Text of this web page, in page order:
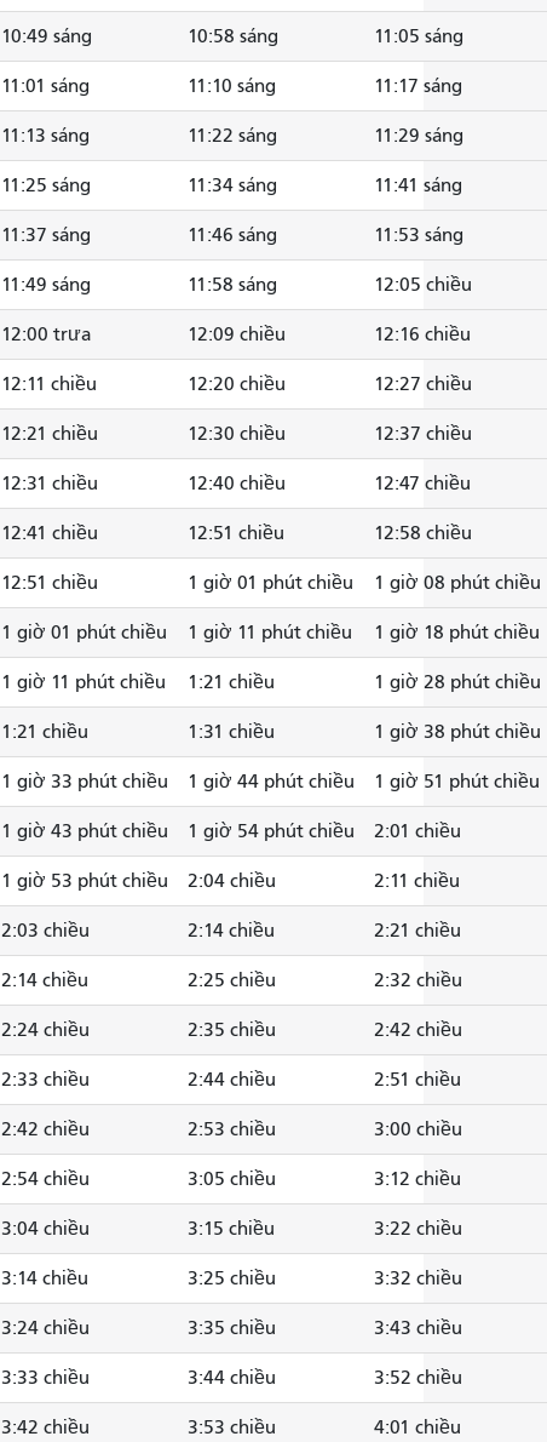
10:49 sáng 10:58 sáng 11:05 sáng
11:01 sáng 11:10 sáng 11:17 sáng
11:13 sáng 11:22 sáng 11:29 sáng
11:25 sáng 11:34 sáng 11:41 sáng
11:37 sáng 11:46 sáng 11:53 sáng
11:49 sáng 11:58 sáng 12:05 chiều
12:00 trưa 12:09 chiều 12:16 chiều
12:11 chiều 12:20 chiều 12:27 chiều
12:21 chiều 12:30 chiều 12:37 chiều
12:31 chiều 12:40 chiều 12:47 chiều
12:41 chiều 12:51 chiều 12:58 chiều
12:51 chiều 1 giờ 01 phút chiều 1 giờ 08 phút chiều
1 giờ 01 phút chiều 1 giờ 11 phút chiều 1 giờ 18 phút chiều
1 giờ 11 phút chiều 1:21 chiều 1 giờ 28 phút chiều
1:21 chiều 1:31 chiều 1 giờ 38 phút chiều
1 giờ 33 phút chiều 1 giờ 44 phút chiều 1 giờ 51 phút chiều
1 giờ 43 phút chiều 1 giờ 54 phút chiều 2:01 chiều
1 giờ 53 phút chiều 2:04 chiều 2:11 chiều
2:03 chiều 2:14 chiều 2:21 chiều
2:14 chiều 2:25 chiều 2:32 chiều
2:24 chiều 2:35 chiều 2:42 chiều
2:33 chiều 2:44 chiều 2:51 chiều
2:42 chiều 2:53 chiều 3:00 chiều
2:54 chiều 3:05 chiều 3:12 chiều
3:04 chiều 3:15 chiều 3:22 chiều
3:14 chiều 3:25 chiều 3:32 chiều
3:24 chiều 3:35 chiều 3:43 chiều
3:33 chiều 3:44 chiều 3:52 chiều
3:42 chiều 3:53 chiều 4:01 chiều